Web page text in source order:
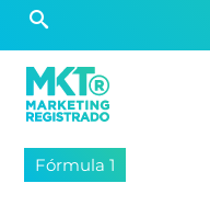
Fórmula 1